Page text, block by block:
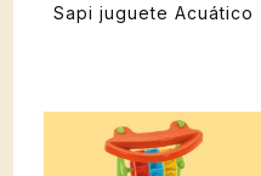
Sapi juguete Acuático